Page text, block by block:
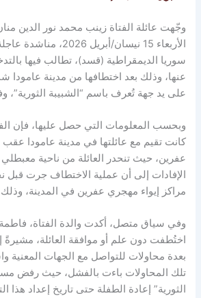
الأربعاء 15 نيسان/أبريل
سوريا الديمقراطية (قسد)، تطالب فيها
عنها، وذلك بعد اختطافها من مدينة
على يد جهة تُعرف باسم “الشبيبة الثورية”،
وبحسب المعلومات التي حصل عليها، فإن
كانت تقيم مع عائلتها في مدينة عامودا
عفرين، حيث تنحدر العائلة من ناحية
مراكز إيواء مهجري عفرين في المدينة،
وفي سياق متصل، أكدت والدة الفتاة، فاطمة
اختُطفت دون علم أو موافقة العائلة، مشيرةً
بعدة محاولات للتواصل مع الجهات المعنية
تلك المحاولات باءت بالفشل، حيث رفض
الثورية” إعادة الطفلة حتى تاريخ إعداد هذا